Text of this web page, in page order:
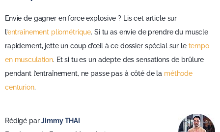
Envie de gagner en force explosive ? Lis cet article sur
l’entraînement pliométrique. Si tu as envie de prendre du muscle
rapidement, jette un coup d’œil à ce dossier spécial sur le tempo
en musculation. Et si tu es un adepte des sensations de brûlure
pendant l’entraînement, ne passe pas à côté de la méthode
centurion.
Rédigé parJimmy THAI